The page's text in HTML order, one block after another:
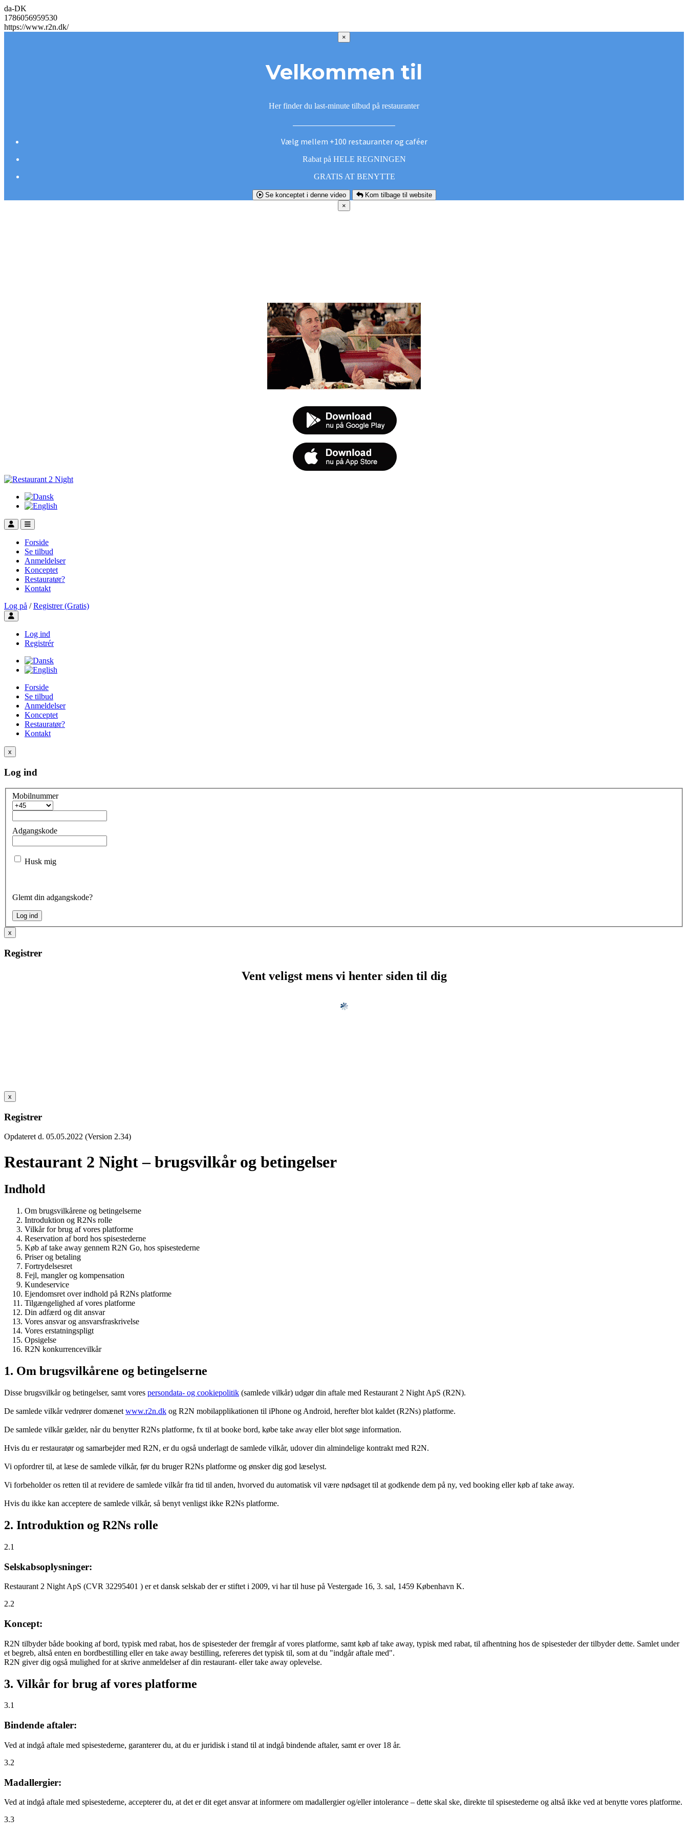
da-DK
1786056959530
https://www.r2n.dk/
×
Velkommen til
Her finder du last-minute tilbud på restauranter
Vælg mellem +100 restauranter og caféer
Rabat på HELE REGNINGEN
GRATIS AT BENYTTE
Se konceptet i denne video
Kom tilbage til website
×
Forside
Se tilbud
Anmeldelser
Konceptet
Restauratør?
Kontakt
Log på / Registrer (Gratis)
Toggle user menu
Log ind
Registrér
Forside
Se tilbud
Anmeldelser
Konceptet
Restauratør?
Kontakt
x
Log ind
Mobilnummer
Adgangskode
Husk mig
Glemt din adgangskode?
x
Registrer
Vent veligst mens vi henter siden til dig
x
Registrer
Opdateret d. 05.05.2022 (Version 2.34)
Restaurant 2 Night – brugsvilkår og betingelser
Indhold
Om brugsvilkårene og betingelserne
Introduktion og R2Ns rolle
Vilkår for brug af vores platforme
Reservation af bord hos spisestederne
Køb af take away gennem R2N Go, hos spisestederne
Priser og betaling
Fortrydelsesret
Fejl, mangler og kompensation
Kundeservice
Ejendomsret over indhold på R2Ns platforme
Tilgængelighed af vores platforme
Din adfærd og dit ansvar
Vores ansvar og ansvarsfraskrivelse
Vores erstatningspligt
Opsigelse
R2N konkurrencevilkår
1. Om brugsvilkårene og betingelserne
Disse brugsvilkår og betingelser, samt vores persondata- og cookiepolitik (samlede vilkår) udgør din aftale med Restaurant 2 Night ApS (R2N).
De samlede vilkår vedrører domænet www.r2n.dk og R2N mobilapplikationen til iPhone og Android, herefter blot kaldet (R2Ns) platforme.
De samlede vilkår gælder, når du benytter R2Ns platforme, fx til at booke bord, købe take away eller blot søge information.
Hvis du er restauratør og samarbejder med R2N, er du også underlagt de samlede vilkår, udover din almindelige kontrakt med R2N.
Vi opfordrer til, at læse de samlede vilkår, før du bruger R2Ns platforme og ønsker dig god læselyst.
Vi forbeholder os retten til at revidere de samlede vilkår fra tid til anden, hvorved du automatisk vil være nødsaget til at godkende dem på ny, ved booking eller køb af take away.
Hvis du ikke kan acceptere de samlede vilkår, så benyt venligst ikke R2Ns platforme.
2. Introduktion og R2Ns rolle
2.1
Selskabsoplysninger:
Restaurant 2 Night ApS (CVR 32295401 ) er et dansk selskab der er stiftet i 2009, vi har til huse på Vestergade 16, 3. sal, 1459 København K.
2.2
Koncept:
R2N tilbyder både booking af bord, typisk med rabat, hos de spisesteder der fremgår af vores platforme, samt køb af take away, typisk med rabat, til afhentning hos de spisesteder der tilbyder dette. Samlet under
et begreb, altså enten en bordbestilling eller en take away bestilling, refereres det typisk til, som at du "indgår aftale med".
R2N giver dig også mulighed for at skrive anmeldelser af din restaurant- eller take away oplevelse.
3. Vilkår for brug af vores platforme
3.1
Bindende aftaler:
Ved at indgå aftale med spisestederne, garanterer du, at du er juridisk i stand til at indgå bindende aftaler, samt er over 18 år.
3.2
Madallergier:
Ved at indgå aftale med spisestederne, accepterer du, at det er dit eget ansvar at informere om madallergier og/eller intolerance – dette skal ske, direkte til spisestederne og altså ikke ved at benytte vores platforme.
3.3